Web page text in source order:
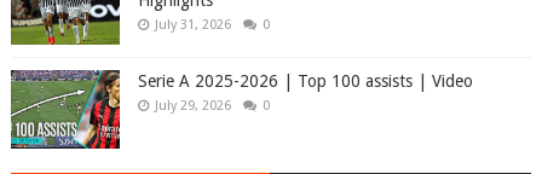
July 31, 2026 0
Serie A 2025-2026 | Top 100 assists | Video
July 29, 2026 0